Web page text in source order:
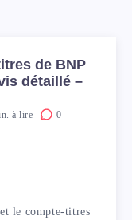
de BNP
détaillé –
à lire
0
le compte-titres